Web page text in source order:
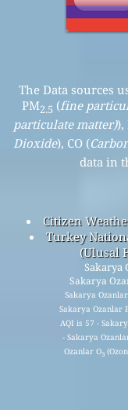
The Data sources
PM2.5 (fine
particulate matter)),
Dioxide), CO (
data in
Citizen
Turkey
(Ulusal
Sakarya
Sakarya
Sakarya
Sakarya Ozanlar
AQI is 57 -
- Sakarya
Ozanlar O3